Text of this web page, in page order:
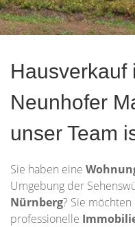
Hausverkauf
Neunhofer
unser Team
Sie haben eine
Umgebung der
Nürnberg? Sie
professionelle